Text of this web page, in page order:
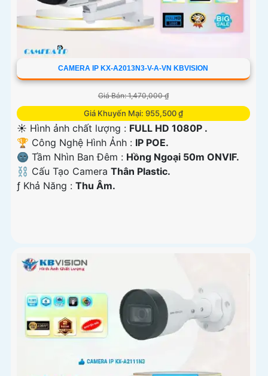
CAMERA IP KX-A2013N3-V-A-VN KBVISION
Giá Bán: 1,470,000 ₫
Giá Khuyến Mại: 955,500 ₫
☀️ Hình ảnh chất lượng : FULL HD 1080P .
🏆 Công Nghệ Hình Ảnh : IP POE.
🌚 Tầm Nhìn Ban Đêm : Hồng Ngoại 50m ONVIF.
⛓ Cấu Tạo Camera Thân Plastic.
️ƒ Khả Năng : Thu Âm.